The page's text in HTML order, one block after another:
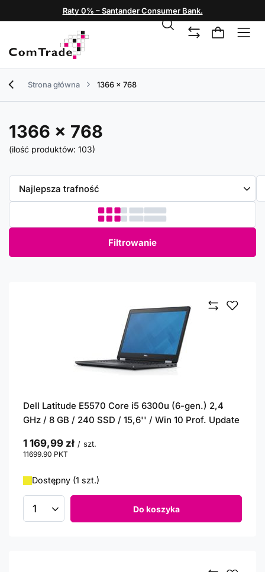
Raty 0% – Santander Consumer Bank.
Strona główna 1366 x 768
1366 x 768
(ilość produktów: 103)
Zmień sortowanie
Najlepsza trafność
Filtrowanie
Dell Latitude E5570 Core i5 6300u (6-gen.) 2,4
GHz / 8 GB / 240 SSD / 15,6'' / Win 10 Prof. Update
1 169,99 zł / szt.
11699.90 PKT
Dostępny (1 szt.)
Ilość produktów Do koszyka